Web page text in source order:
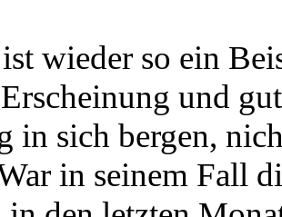
wieder so ein
und
in sich bergen,
in seinem Fall